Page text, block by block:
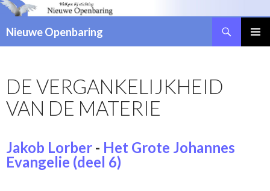
Nieuwe Openbaring
SPRINGEN
DE VERGANKELIJKHEID
VAN DE MATERIE
Jakob Lorber - Het Grote Johannes
Evangelie (deel 6)